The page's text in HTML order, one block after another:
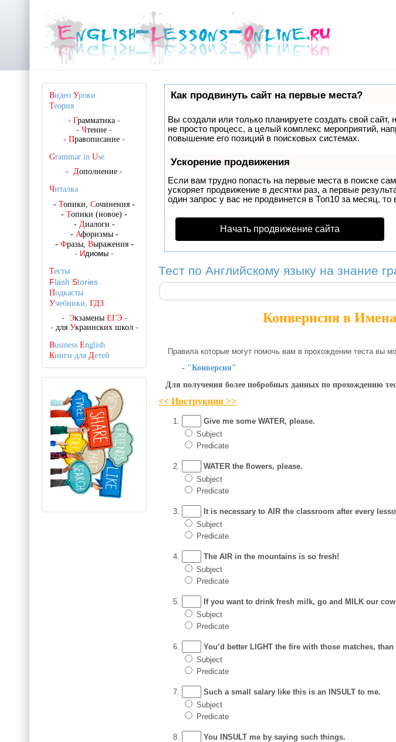
Как продвинуть сайт на первые места?
Вы создали или только планируете создать свой сайт,
не просто процесс, а целый комплекс мероприятий,
повышение его позиций в поисковых системах.
Ускорение продвижения
Если вам трудно попасть на первые места в поиске
ускоряет продвижение в десятки раз, а первые
один запрос у вас не продвинется в Топ10 за месяц, то
Начать продвижение сайта
Тест по Английскому языку на знание
Конверисия в
Правила которые могут помочь вам в прохождении теста вы
- "Конверсия"
Для получения более побробных данных по прохождению
<< Инструкция >>
Give me some WATER, please.
Subject
Predicate
WATER the flowers, please.
Subject
Predicate
It is necessary to AIR the classroom after every
Subject
Predicate
The AIR in the mountains is so fresh!
Subject
Predicate
If you want to drink fresh milk, go and MILK our
Subject
Predicate
You’d better LIGHT the fire with those matches,
Subject
Predicate
Such a small salary like this is an INSULT to me.
Subject
Predicate
You INSULT me by saying such things.
Видео Уроки
Теория
-Грамматика -
-Чтение -
-Правописание -
Grammar inUse
- Дополнение -
Читалка
-Топики,Сочинения -
-Топики (новое) -
- Диалоги -
- Афоризмы-
- Фразы, Выражения-
- Идиомы -
Тесты
Flash Stories
Подкасты
Учебники, ГДЗ
- Экзамены ЕГЭ-
- для Украинских школ-
BusinessEnglish
Книги дляДетей